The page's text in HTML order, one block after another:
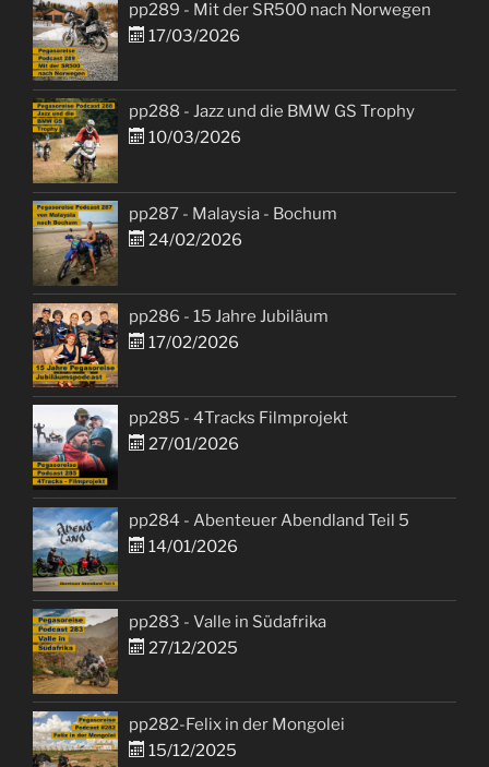
pp289 - Mit der SR500 nach Norwegen
17/03/2026
pp288 - Jazz und die BMW GS Trophy
10/03/2026
pp287 - Malaysia - Bochum
24/02/2026
pp286 - 15 Jahre Jubiläum
17/02/2026
pp285 - 4Tracks Filmprojekt
27/01/2026
pp284 - Abenteuer Abendland Teil 5
14/01/2026
pp283 - Valle in Südafrika
27/12/2025
pp282-Felix in der Mongolei
15/12/2025